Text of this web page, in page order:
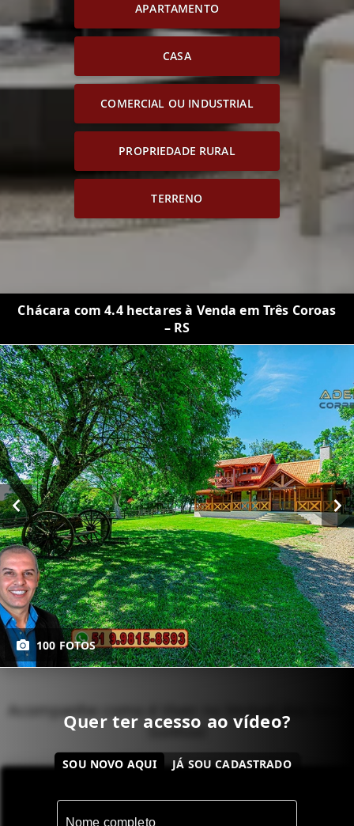
APARTAMENTO
CASA
COMERCIAL OU INDUSTRIAL
PROPRIEDADE RURAL
TERRENO
Chácara com 4.4 hectares à Venda em Três Coroas
– RS
100 FOTOS
Quer ter acesso ao vídeo?
SOU NOVO AQUI JÁ SOU CADASTRADO
Acompanhe como é Viver no Imóvel dos Seus
Sonhos!